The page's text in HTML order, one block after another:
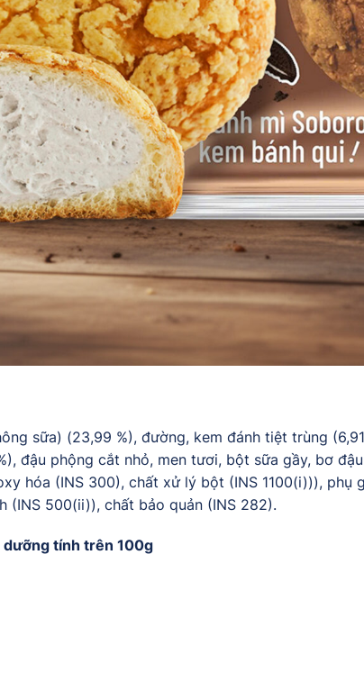
sữa) (23,99 %), đường, kem đánh tiệt trùng
đậu phộng cắt nhỏ, men tươi, bột sữa gầy, bơ
hóa (INS 300), chất xử lý bột (INS 1100(i))),
(INS 500(ii)), chất bảo quản (INS 282).
dưỡng tính trên 100g